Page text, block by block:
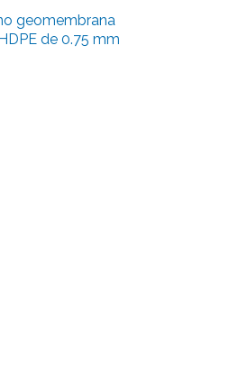
geomembrana
de 0.75 mm